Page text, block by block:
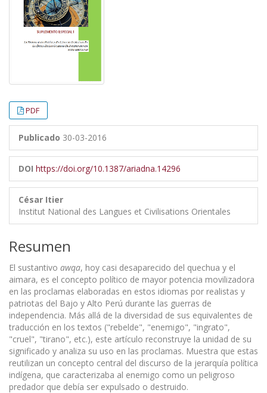
PDF
Publicado 30-03-2016
DOI https://doi.org/10.1387/ariadna.14296
César Itier
Institut National des Langues et Civilisations Orientales
Resumen
El sustantivo awqa, hoy casi desaparecido del quechua y el
aimara, es el concepto político de mayor potencia movilizadora
en las proclamas elaboradas en estos idiomas por realistas y
patriotas del Bajo y Alto Perú durante las guerras de
independencia. Más allá de la diversidad de sus equivalentes de
traducción en los textos ("rebelde", "enemigo", "ingrato",
"cruel", "tirano", etc.), este artículo reconstruye la unidad de su
significado y analiza su uso en las proclamas. Muestra que estas
reutilizan un concepto central del discurso de la jerarquía política
indígena, que caracterizaba al enemigo como un peligroso
predador que debía ser expulsado o destruido.